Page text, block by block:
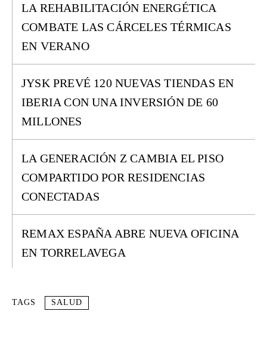
LA REHABILITACIÓN ENERGÉTICA
COMBATE LAS CÁRCELES TÉRMICAS
EN VERANO
JYSK PREVÉ 120 NUEVAS TIENDAS EN
IBERIA CON UNA INVERSIÓN DE 60
MILLONES
LA GENERACIÓN Z CAMBIA EL PISO
COMPARTIDO POR RESIDENCIAS
CONECTADAS
REMAX ESPAÑA ABRE NUEVA OFICINA
EN TORRELAVEGA
TAGS SALUD